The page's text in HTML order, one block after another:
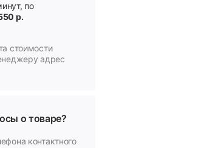
по
р.
стоимости
адрес
о товаре?
контактного